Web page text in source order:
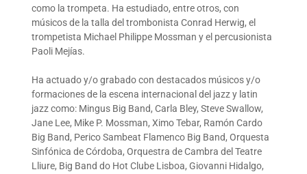
como la trompeta. Ha estudiado, entre otros, con
músicos de la talla del trombonista Conrad Herwig, el
trompetista Michael Philippe Mossman y el percusionista
Paoli Mejías.
Ha actuado y/o grabado con destacados músicos y/o
formaciones de la escena internacional del jazz y latin
jazz como: Mingus Big Band, Carla Bley, Steve Swallow,
Jane Lee, Mike P. Mossman, Ximo Tebar, Ramón Cardo
Big Band, Perico Sambeat Flamenco Big Band, Orquesta
Sinfónica de Córdoba, Orquestra de Cambra del Teatre
Lliure, Big Band do Hot Clube Lisboa, Giovanni Hidalgo,